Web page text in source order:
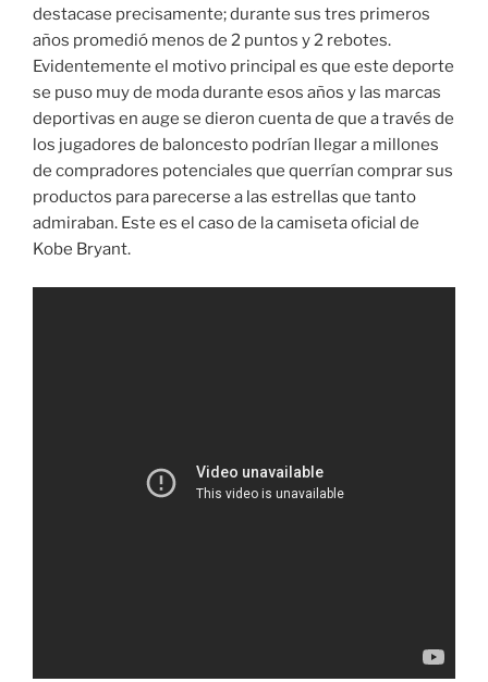
destacase precisamente; durante sus tres primeros
años promedió menos de 2 puntos y 2 rebotes.
Evidentemente el motivo principal es que este deporte
se puso muy de moda durante esos años y las marcas
deportivas en auge se dieron cuenta de que a través de
los jugadores de baloncesto podrían llegar a millones
de compradores potenciales que querrían comprar sus
productos para parecerse a las estrellas que tanto
admiraban. Este es el caso de la camiseta oficial de
Kobe Bryant.